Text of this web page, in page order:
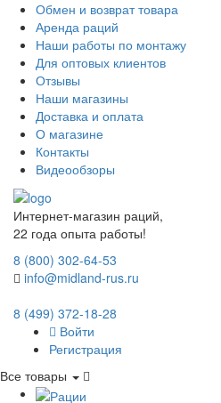
Обмен и возврат товара
Аренда раций
Наши работы по монтажу
Для оптовых клиентов
Отзывы
Наши магазины
Доставка и оплата
О магазине
Контакты
Видеообзоры
Интернет-магазин раций,
22 года опыта работы!
8 (800) 302-64-53
info@midland-rus.ru
8 (499) 372-18-28
Войти
Регистрация
Все товары